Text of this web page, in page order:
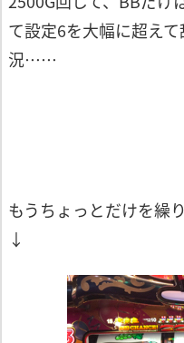
て設定6を大幅に超え
況……
もうちょっとだけを繰
↓